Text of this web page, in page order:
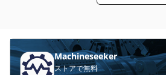
建設 用 クレーン
産業 用 ロボット
Machineseeker
ストアで無料